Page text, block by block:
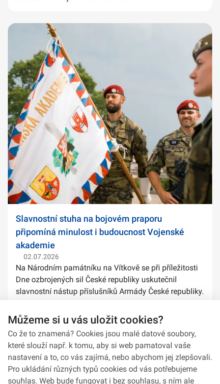
Slavnostní stuha na bojovém praporu
připomíná minulost i budoucnost Vojenské
akademie
02.07.2026
Na Národním památníku na Vítkově se při příležitosti
Dne ozbrojených sil České republiky uskutečnil
slavnostní nástup příslušníků Armády České republiky.
stuh na bojové prapory vybranýc...
Můžeme si u vás uložit cookies?
Co že to znamená? Cookies jsou malé datové soubory,
které slouží např. k tomu, aby si web pamatoval vaše
nastavení a to, co vás zajímá, nebo abychom jej zlepšovali.
Pro ukládání různých typů cookies od vás potřebujeme
souhlas. Web bude fungovat i bez souhlasu, s ním ale